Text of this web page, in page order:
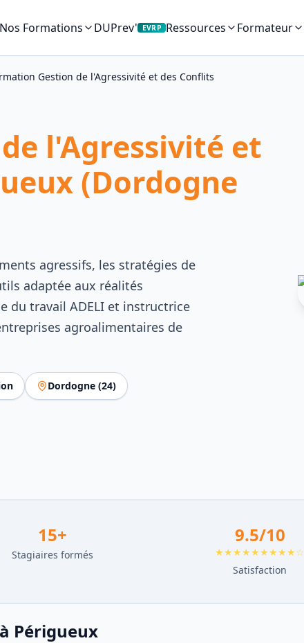
Nos Formations DUPrev' EVRP Ressources Formateur
Gestion de l'Agressivité et des Conflits
l'Agressivité et
(Dordogne
agressifs, les stratégies de
adaptée aux réalités
du travail ADELI et instructrice
agroalimentaires de
Dordogne (24)
15+
Stagiaires formés
9.5/10
★★★★★★★★★☆
Satisfaction
à Périgueux